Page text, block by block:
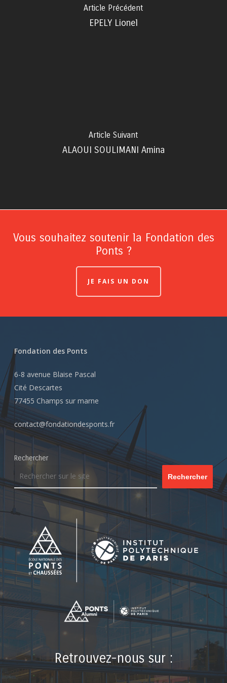
Article Précédent
EPELY Lionel
Article Suivant
ALAOUI SOULIMANI Amina
Vous souhaitez soutenir la Fondation des
Ponts ?
JE FAIS UN DON
Fondation des Ponts
6-8 avenue Blaise Pascal
Cité Descartes
77455 Champs sur marne
contact@fondationdesponts.fr
Rechercher
Rechercher
Retrouvez-nous sur :